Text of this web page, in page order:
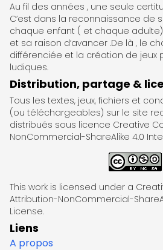
Au fil des années , une seule
C’est dans la reconnaissance de
chaque enfant ( et chaque
et sa raison d’avancer .De là , le
différenciée et la création de jeux
ludiques.
Distribution, partage &
Tous les textes, jeux, fichiers et
(ou téléchargeables) sur le site
distribués sous licence Creative
NonCommercial-ShareAlike 4.0
This work is licensed under a
Attribution-NonCommercial-
License.
Liens
A propos